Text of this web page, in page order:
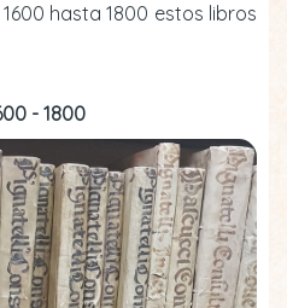
hasta 1800 estos libros
- 1800